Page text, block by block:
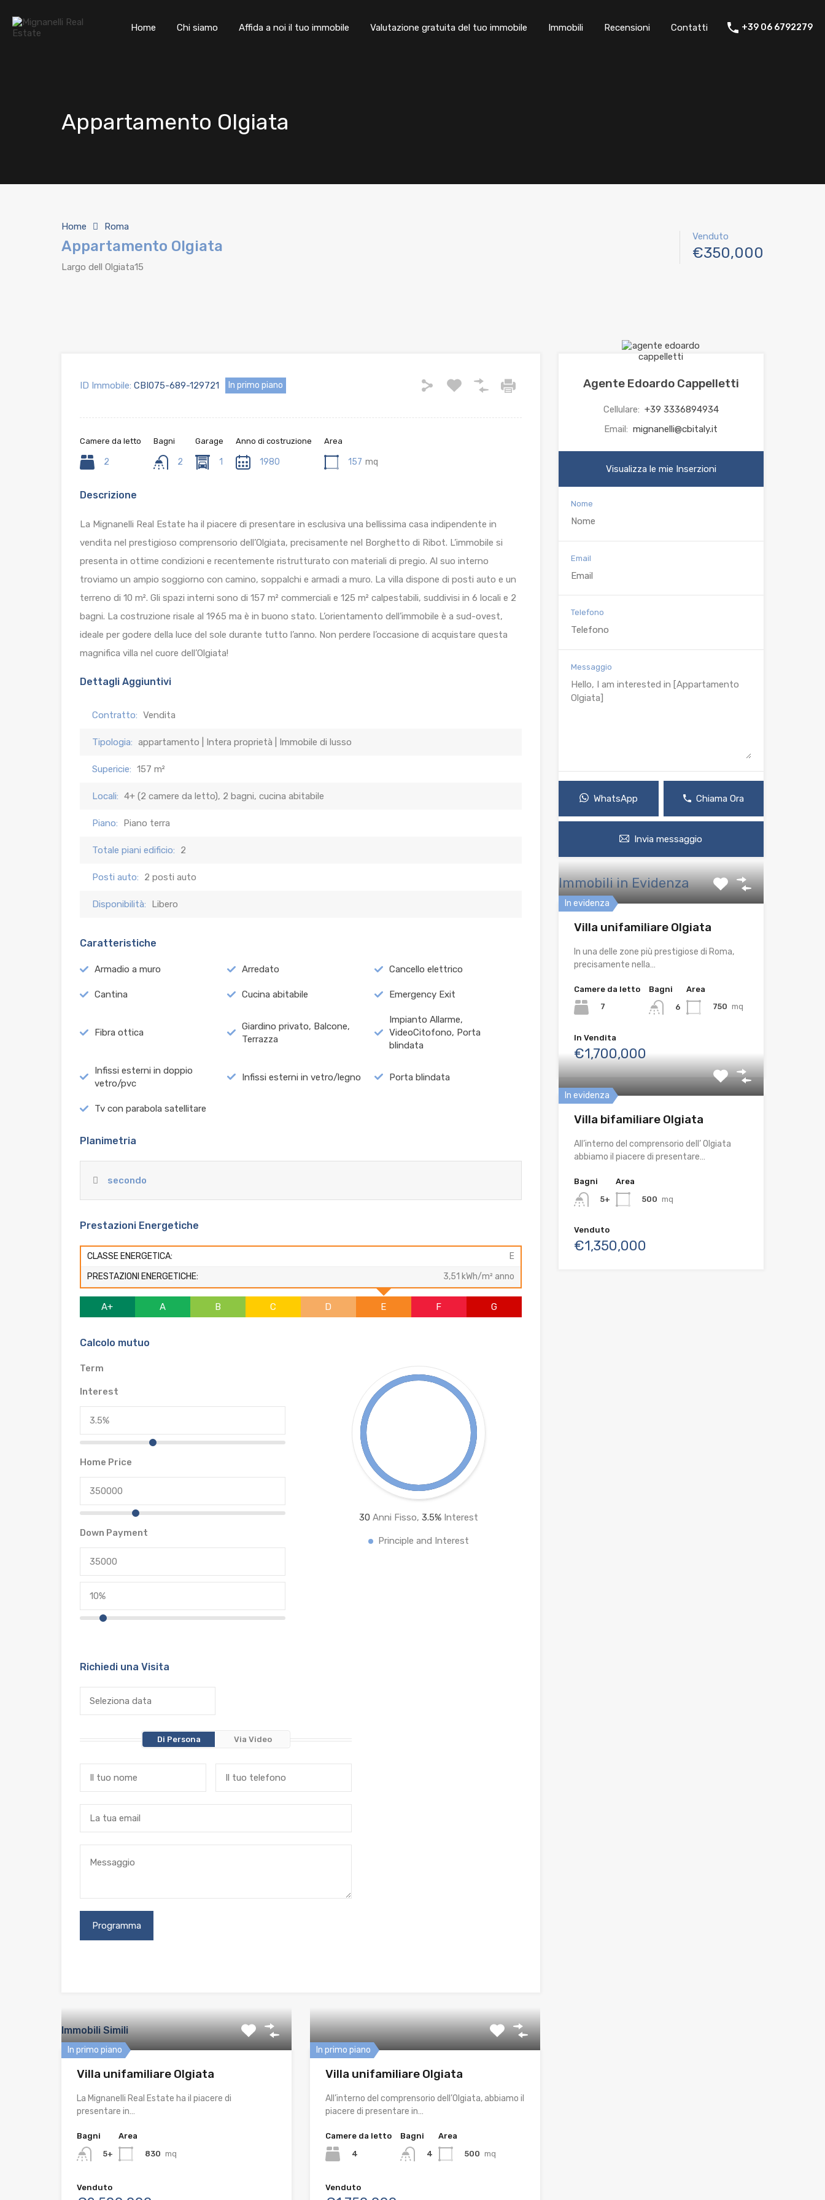
Home Chi siamo Affida a noi il tuo immobile Valutazione gratuita del tuo immobile Immobili Recensioni Contatti
Home Chi siamo Affida a noi il tuo immobile Valutazione gratuita del tuo immobile Immobili Recensioni Contatti +39 06 6792279
Appartamento Olgiata
Home Roma
Appartamento Olgiata
Largo dell Olgiata15
Venduto
€350,000
ID Immobile: CBI075-689-129721 In primo piano
Camere da letto
2
Bagni
2
Garage
1
Anno di costruzione
1980
Area
157 mq
Descrizione
La Mignanelli Real Estate ha il piacere di presentare in esclusiva una bellissima casa indipendente in
vendita nel prestigioso comprensorio dell’Olgiata, precisamente nel Borghetto di Ribot. L’immobile si
presenta in ottime condizioni e recentemente ristrutturato con materiali di pregio. Al suo interno
troviamo un ampio soggiorno con camino, soppalchi e armadi a muro. La villa dispone di posti auto e un
terreno di 10 m². Gli spazi interni sono di 157 m² commerciali e 125 m² calpestabili, suddivisi in 6 locali e 2
bagni. La costruzione risale al 1965 ma è in buono stato. L’orientamento dell’immobile è a sud-ovest,
ideale per godere della luce del sole durante tutto l’anno. Non perdere l’occasione di acquistare questa
magnifica villa nel cuore dell’Olgiata!
Dettagli Aggiuntivi
Contratto: Vendita
Tipologia: appartamento | Intera proprietà | Immobile di lusso
Supericie: 157 m²
Locali: 4+ (2 camere da letto), 2 bagni, cucina abitabile
Piano: Piano terra
Totale piani edificio: 2
Posti auto: 2 posti auto
Disponibilità: Libero
Caratteristiche
Armadio a muro Arredato Cancello elettrico
Cantina Cucina abitabile Emergency Exit
Fibra ottica
Giardino privato, Balcone,
Terrazza
Impianto Allarme,
VideoCitofono, Porta
blindata
Infissi esterni in doppio
vetro/pvc
Infissi esterni in vetro/legno Porta blindata
Tv con parabola satellitare
Planimetria
secondo
Prestazioni Energetiche
CLASSE ENERGETICA:
E
PRESTAZIONI ENERGETICHE:
3,51 kWh/m² anno
A+ A B C D E F G
Calcolo mutuo
Term
Interest
Home Price
Down Payment
30 Anni Fisso,3.5% Interest
Principle and Interest
Richiedi una Visita
Di Persona Via Video
Immobili Simili
In primo piano
Villa unifamiliare Olgiata
La Mignanelli Real Estate ha il piacere di
presentare in…
Bagni
5+
Area
830 mq
Venduto
In primo piano
Villa unifamiliare Olgiata
All’interno del comprensorio dell’Olgiata, abbiamo il
piacere di presentare in…
Camere da letto
4
Bagni
4
Area
500 mq
Venduto
Agente Edoardo Cappelletti
Cellulare: +39 3336894934
Email: mignanelli@cbitaly.it
Visualizza le mie Inserzioni
Nome
Email
Telefono
Messaggio
WhatsApp Chiama Ora
Invia messaggio
Immobili in Evidenza
In evidenza
Villa unifamiliare Olgiata
In una delle zone più prestigiose di Roma,
precisamente nella…
Camere da letto
7
Bagni
6
Area
750 mq
In Vendita
€1,700,000
In evidenza
Villa bifamiliare Olgiata
All’interno del comprensorio dell’ Olgiata
abbiamo il piacere di presentare…
Bagni
5+
Area
500 mq
Venduto
€1,350,000